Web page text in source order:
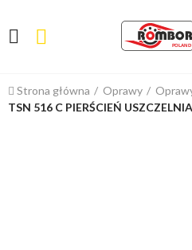
Strona główna Oprawy
TSN 516 C PIERŚCIEŃ